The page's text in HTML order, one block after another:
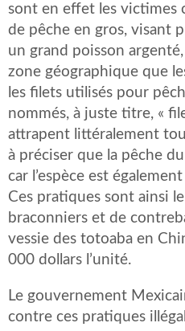
sont en effet les victimes
de pêche en gros, visant
un grand poisson
zone géographique que
les filets utilisés pour
nommés, à juste titre, «
attrapent littéralement
à préciser que la pêche
car l’espèce est
Ces pratiques sont ainsi
braconniers et de
vessie des totoaba en
000 dollars l’unité.
Le gouvernement
contre ces pratiques